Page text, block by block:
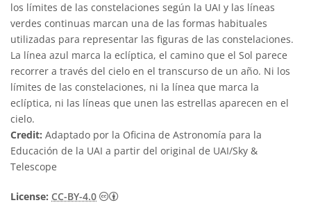
los límites de las constelaciones según la UAI y las líneas
verdes continuas marcan una de las formas habituales
utilizadas para representar las figuras de las constelaciones.
La línea azul marca la eclíptica, el camino que el Sol parece
recorrer a través del cielo en el transcurso de un año. Ni los
límites de las constelaciones, ni la línea que marca la
eclíptica, ni las líneas que unen las estrellas aparecen en el
cielo.
Credit: Adaptado por la Oficina de Astronomía para la
Educación de la UAI a partir del original de UAI/Sky &
Telescope
License: CC-BY-4.0 Creative Commons Reconocimiento 4.0